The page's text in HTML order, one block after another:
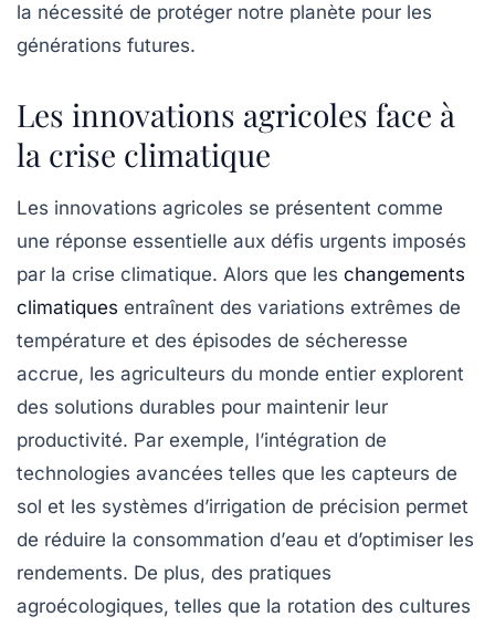
la nécessité de protéger notre planète pour les
générations futures.
Les innovations agricoles face à
la crise climatique
Les innovations agricoles se présentent comme
une réponse essentielle aux défis urgents imposés
par la crise climatique. Alors que les changements
climatiques entraînent des variations extrêmes de
température et des épisodes de sécheresse
accrue, les agriculteurs du monde entier explorent
des solutions durables pour maintenir leur
productivité. Par exemple, l’intégration de
technologies avancées telles que les capteurs de
sol et les systèmes d’irrigation de précision permet
de réduire la consommation d’eau et d’optimiser les
rendements. De plus, des pratiques
agroécologiques, telles que la rotation des cultures